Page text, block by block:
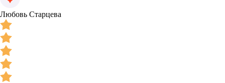
Любовь Старцева